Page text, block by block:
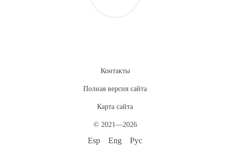
Контакты
Полная версия сайта
Карта сайта
© 2021—2026
Esp Eng Рус